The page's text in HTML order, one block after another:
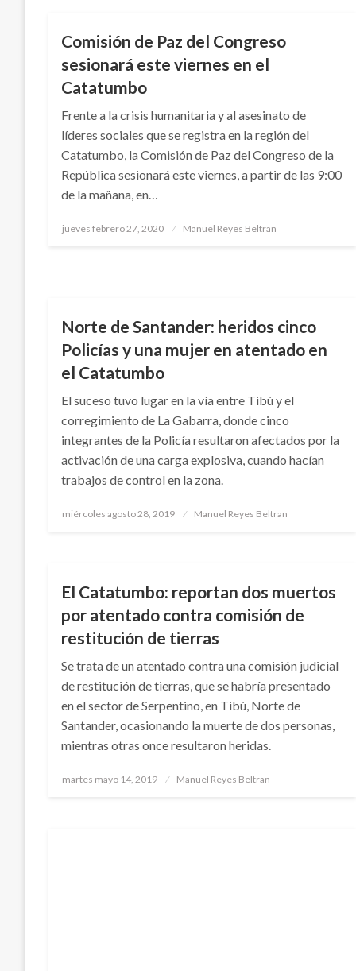
Comisión de Paz del Congreso
sesionará este viernes en el
Catatumbo
Frente a la crisis humanitaria y al asesinato de
líderes sociales que se registra en la región del
Catatumbo, la Comisión de Paz del Congreso de la
República sesionará este viernes, a partir de las 9:00
de la mañana, en…
Publicado
jueves febrero 27, 2020 Manuel Reyes Beltran
Norte de Santander: heridos cinco
Policías y una mujer en atentado en
el Catatumbo
El suceso tuvo lugar en la vía entre Tibú y el
corregimiento de La Gabarra, donde cinco
integrantes de la Policía resultaron afectados por la
activación de una carga explosiva, cuando hacían
trabajos de control en la zona.
Publicado
miércoles agosto 28, 2019 Manuel Reyes Beltran
El Catatumbo: reportan dos muertos
por atentado contra comisión de
restitución de tierras
Se trata de un atentado contra una comisión judicial
de restitución de tierras, que se habría presentado
en el sector de Serpentino, en Tibú, Norte de
Santander, ocasionando la muerte de dos personas,
mientras otras once resultaron heridas.
Publicado
martes mayo 14, 2019 Manuel Reyes Beltran